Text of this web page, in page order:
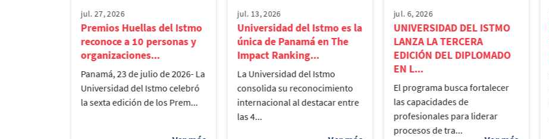
jul. 27, 2026
Premios Huellas del Istmo
reconoce a 10 personas y
organizaciones...
Panamá, 23 de julio de 2026- La
Universidad del Istmo celebró
la sexta edición de los Prem...
jul. 13, 2026
Universidad del Istmo es la
única de Panamá en The
Impact Ranking...
La Universidad del Istmo
consolida su reconocimiento
internacional al destacar entre
las 4...
jul. 6, 2026
UNIVERSIDAD DEL ISTMO
LANZA LA TERCERA
EDICIÓN DEL DIPLOMADO
EN L...
El programa busca fortalecer
las capacidades de
profesionales para liderar
procesos de tra...